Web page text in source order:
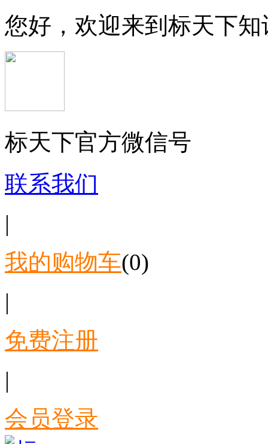
您好，欢迎来到标天下
标天下官方微信号
联系我们
|
我的购物车(0)
|
免费注册
|
会员登录